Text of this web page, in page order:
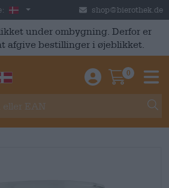
Danmark shop@bierothek.de
under ombygning. Derfor er
afgive bestillinger i øjeblikket.
Einloggen /
0